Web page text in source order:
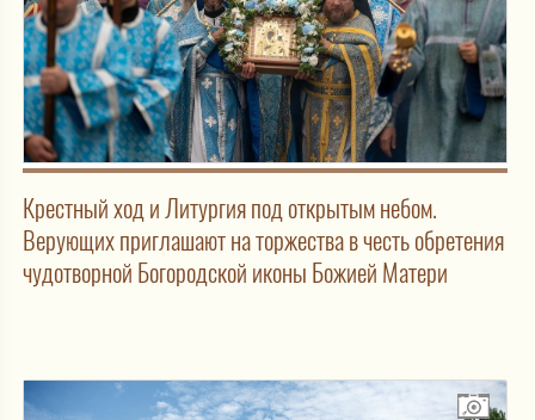
Крестный ход и Литургия под открытым небом.
Верующих приглашают на торжества в честь обретения
чудотворной Богородской иконы Божией Матери